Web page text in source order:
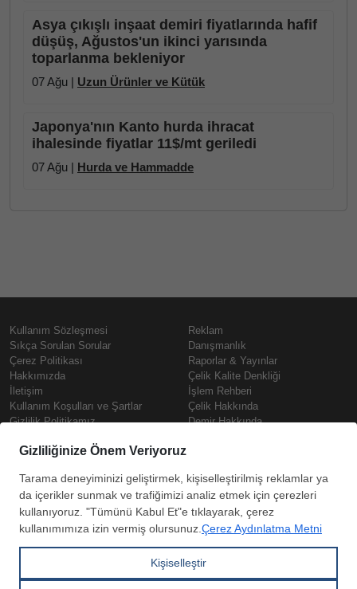
Asya çıkışlı inşaat demiri fiyatlarında hafif
düşüş, Ağustos'un ikinci yarısında
toparlanma bekleniyor
07 Ağu | Uzun Ürünler ve Kütük
Japonya'nın Kanto hurda ihracat
ihalesinde fiyatlar 11$/mt geriledi
07 Ağu | Hurda ve Hammadde
Kullanım Sözleşmesi
Sıkça Sorulan Sorular
Çerez Politikası
Hakkımızda
İletişim
Kullanım Koşulları ve Şartlar
Gizlilik Politikamız
Prime
Reklam
Danışmanlık
Raporlar & Yayınlar
Çelik Kalite Denkliği
İşlem Rehberi
Çelik Hakkında
Demir Hakkında
Çelik Fiyatları
Demir Fiyatları
Güncel Hurda Fiyatları
Kutu Profil Fiyatları
Copyright © SteelOrbis Elektronik
Tüm hakları saklıdır